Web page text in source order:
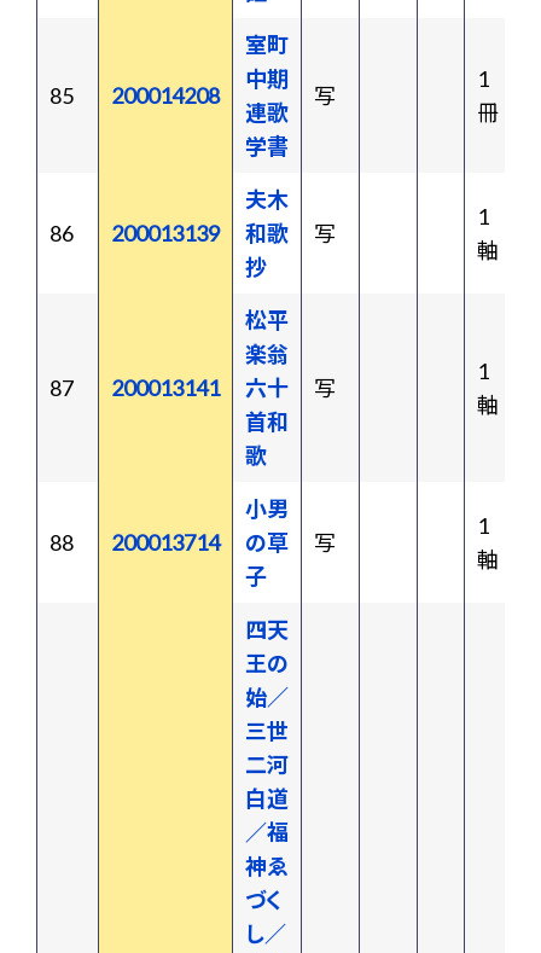
85 200014208
室町
中期
連歌
学書
写
1
冊
86 200013139
夫木
和歌
抄
写
1
軸
87 200013141
松平
楽翁
六十
首和
歌
写
1
軸
88 200013714
小男
の草
子
写
1
軸
四天
王の
始／
三世
二河
白道
／福
神ゑ
づく
し／